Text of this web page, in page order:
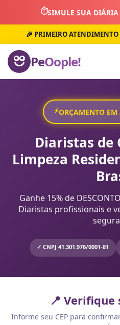
⏱️SIMULE SUA
🎉 PRIMEIRO ATENDIMENTO
PeOople!
⚡ORÇAMENTO
Diaristas de
Limpeza
Ganhe 15% de
Diaristas profissionais e
✓ CNPJ 41.301.976/0001-81
📍 Verifique
Informe seu CEP para